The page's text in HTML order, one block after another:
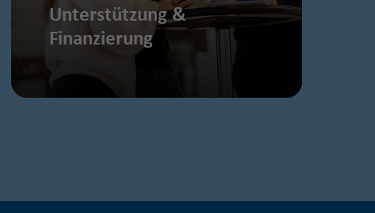
Unterstützung &
Finanzierung